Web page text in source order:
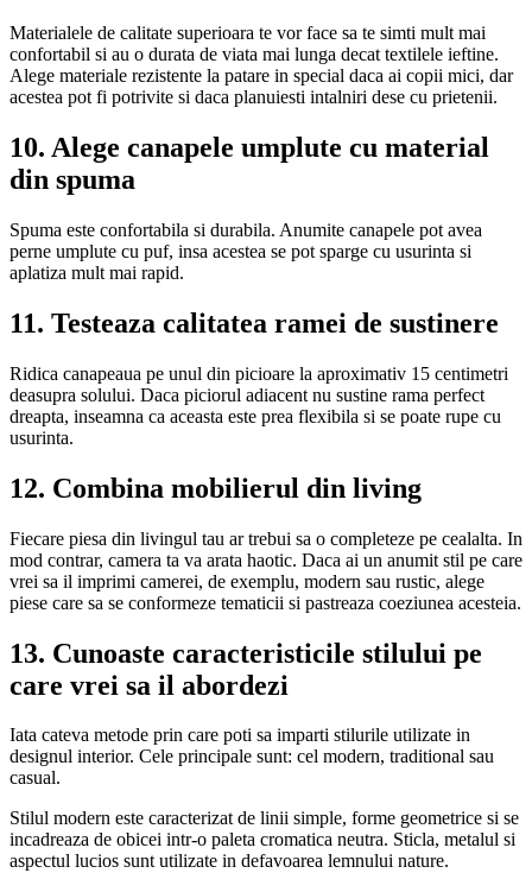
Materialele de calitate superioara te vor face sa te simti mult mai
confortabil si au o durata de viata mai lunga decat textilele ieftine.
Alege materiale rezistente la patare in special daca ai copii mici, dar
acestea pot fi potrivite si daca planuiesti intalniri dese cu prietenii.
10. Alege canapele umplute cu material
din spuma
Spuma este confortabila si durabila. Anumite canapele pot avea
perne umplute cu puf, insa acestea se pot sparge cu usurinta si
aplatiza mult mai rapid.
11. Testeaza calitatea ramei de sustinere
Ridica canapeaua pe unul din picioare la aproximativ 15 centimetri
deasupra solului. Daca piciorul adiacent nu sustine rama perfect
dreapta, inseamna ca aceasta este prea flexibila si se poate rupe cu
usurinta.
12. Combina mobilierul din living
Fiecare piesa din livingul tau ar trebui sa o completeze pe cealalta. In
mod contrar, camera ta va arata haotic. Daca ai un anumit stil pe care
vrei sa il imprimi camerei, de exemplu, modern sau rustic, alege
piese care sa se conformeze tematicii si pastreaza coeziunea acesteia.
13. Cunoaste caracteristicile stilului pe
care vrei sa il abordezi
Iata cateva metode prin care poti sa imparti stilurile utilizate in
designul interior. Cele principale sunt: cel modern, traditional sau
casual.
Stilul modern este caracterizat de linii simple, forme geometrice si se
incadreaza de obicei intr-o paleta cromatica neutra. Sticla, metalul si
aspectul lucios sunt utilizate in defavoarea lemnului nature.